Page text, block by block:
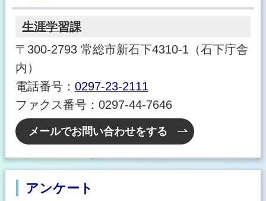
生涯学習課
〒300-2793 常総市新石下4310-1（石下庁舎
内）
電話番号： 0297-23-2111
ファクス番号：0297-44-7646
メールでお問い合わせをする
アンケート